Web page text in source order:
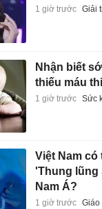
1 giờ trước Giải
Nhận biết
thiếu máu
1 giờ trước Sức
Việt Nam có
'Thung lũng
Nam Á?
1 giờ trước Giáo